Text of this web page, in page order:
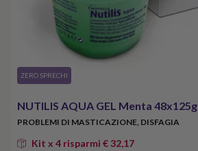
​ZERO SPRECHI
NUTILIS AQUA GEL Menta 48x125g
PROBLEMI DI MASTICAZIONE, DISFAGIA
Kit x 4 risparmi € 32,17